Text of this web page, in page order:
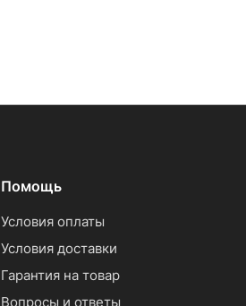
Помощь
Условия оплаты
Условия доставки
Гарантия на товар
Вопросы и ответы